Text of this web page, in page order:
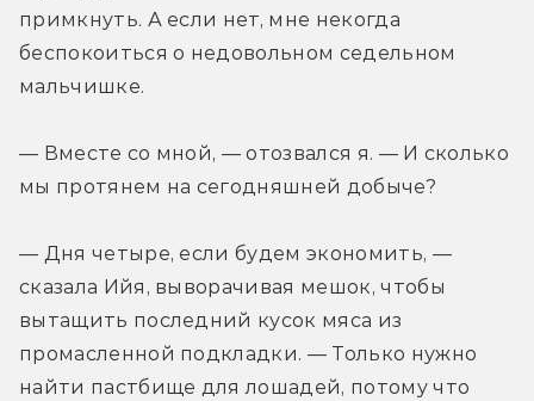
примкнуть. А если нет, мне некогда
беспокоиться о недовольном седельном
мальчишке.
— Вместе со мной, — отозвался я. — И сколько
мы протянем на сегодняшней добыче?
— Дня четыре, если будем экономить, —
сказала Ийя, выворачивая мешок, чтобы
вытащить последний кусок мяса из
промасленной подкладки. — Только нужно
найти пастбище для лошадей, потому что